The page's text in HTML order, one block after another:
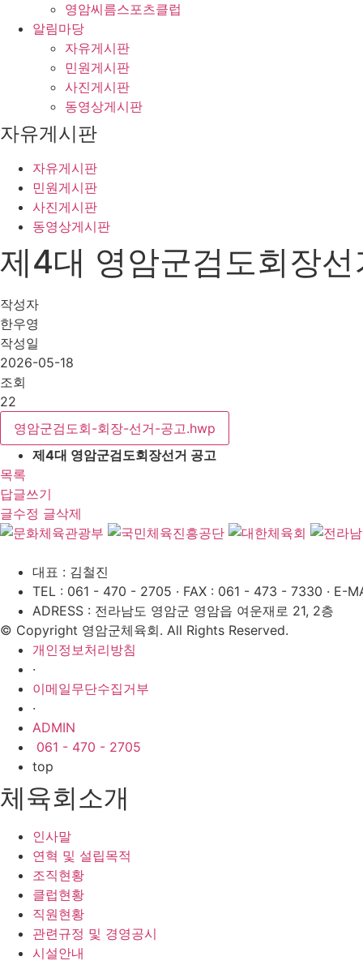
영암씨름스포츠클럽
알림마당
자유게시판
민원게시판
사진게시판
동영상게시판
자유게시판
자유게시판
민원게시판
사진게시판
동영상게시판
제4대 영암군검도회장
작성자
한우영
작성일
2026-05-18
조회
22
영암군검도회-회장-선거-공고.hwp
제4대 영암군검도회장선거 공고
목록
답글쓰기
글수정 글삭제
대표 : 김철진
TEL : 061 - 470 - 2705 · FAX : 061 - 473 - 7330 · E-
ADRESS : 전라남도 영암군 영암읍 여운재로 21, 2층
© Copyright 영암군체육회. All Rights Reserved.
개인정보처리방침
·
이메일무단수집거부
·
ADMIN
061 - 470 - 2705
top
체육회소개
인사말
연혁 및 설립목적
조직현황
클럽현황
직원현황
관련규정 및 경영공시
시설안내